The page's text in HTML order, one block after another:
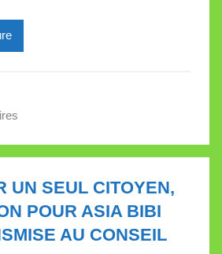
l
t
t
e
UN SEUL CITOYEN,
POUR ASIA BIBI
AU CONSEIL